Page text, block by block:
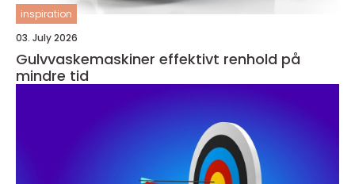
inspiration
03. July 2026
Gulvvaskemaskiner effektivt renhold på
mindre tid